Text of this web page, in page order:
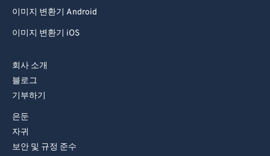
이미지 변환기 Android
이미지 변환기 iOS
회사 소개
블로그
기부하기
은둔
자귀
보안 및 규정 준수